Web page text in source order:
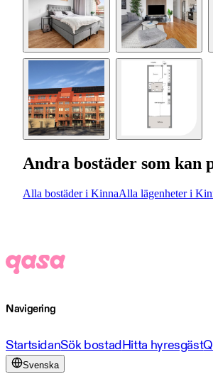
Andra bostäder som kan
Alla bostäder i KinnaAlla lägenheter i
Navigering
StartsidanSök bostadHitta hyresgäst
Svenska